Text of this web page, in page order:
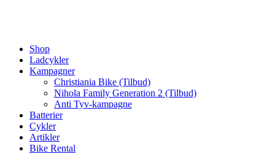
Shop
Ladcykler
Kampagner
Christiania Bike (Tilbud)
Nihola Family Generation 2 (Tilbud)
Anti Tyv-kampagne
Batterier
Cykler
Artikler
Bike Rental